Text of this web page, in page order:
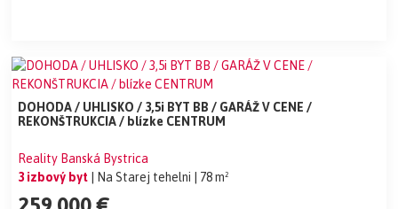
DOHODA / UHLISKO / 3,5i BYT BB / GARÁŽ V CENE /
REKONŠTRUKCIA / blízke CENTRUM
Reality Banská Bystrica
3 izbový byt
| Na Starej tehelni | 78 m²